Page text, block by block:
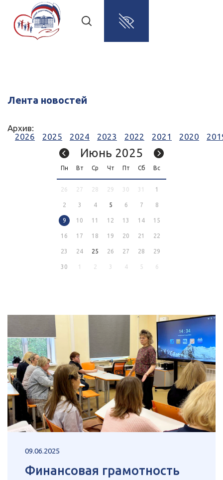
Лента новостей
Архив:
2026
2025 2024 2023 2022 2021 2020
Июнь 2025
Пн Вт Ср Чт Пт Сб Вс
26 27 28 29 30 31 1
2 3 4 5 6 7 8
9 10 11 12 13 14 15
16 17 18 19 20 21 22
23 24 25 26 27 28 29
30 1 2 3 4 5 6
09.06.2025
Финансовая грамотность